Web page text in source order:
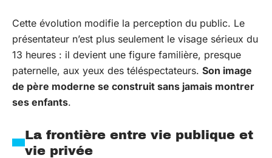
Cette évolution modifie la perception du public. Le
présentateur n’est plus seulement le visage sérieux du
13 heures : il devient une figure familière, presque
paternelle, aux yeux des téléspectateurs. Son image
de père moderne se construit sans jamais montrer
ses enfants.
La frontière entre vie publique et
vie privée